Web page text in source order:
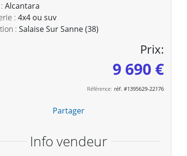
Alcantara
: 4x4 ou suv
: Salaise Sur Sanne (38)
Prix:
9 690 €
Référence: réf. #1395629-22176
Partager
Info vendeur